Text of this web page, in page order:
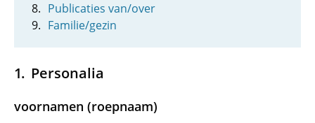
Publicaties van/over
Familie/gezin
Personalia
voornamen (roepnaam)